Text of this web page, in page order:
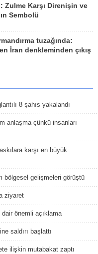
Zulme Karşı Direnişin ve
Sembolü
tuzağında:
İran denkleminden çıkış
8 şahıs yakalandı
anlaşma çünkü insanları
karşı en büyük
bölgesel gelişmeleri görüştü
ziyaret
önemli açıklama
saldırı başlattı
ilişkin mutabakat zaptı